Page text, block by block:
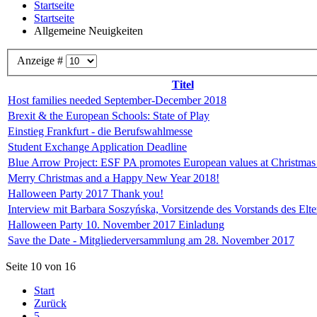
Startseite
Startseite
Allgemeine Neuigkeiten
Anzeige #
Titel
Host families needed September-December 2018
Brexit & the European Schools: State of Play
Einstieg Frankfurt - die Berufswahlmesse
Student Exchange Application Deadline
Blue Arrow Project: ESF PA promotes European values at
Merry Christmas and a Happy New Year 2018!
Halloween Party 2017 Thank you!
Interview mit Barbara Soszyńska, Vorsitzende des Vorstands des
Halloween Party 10. November 2017 Einladung
Save the Date - Mitgliederversammlung am 28. November 2017
Seite 10 von 16
Start
Zurück